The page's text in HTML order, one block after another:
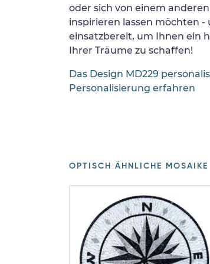
oder sich von einem
inspirieren lassen möchten -
einsatzbereit, um Ihnen ein
Ihrer Träume zu schaffen!
Das Design MD229
Personalisierung erfahren
OPTISCH ÄHNLICHE MOSAIKE